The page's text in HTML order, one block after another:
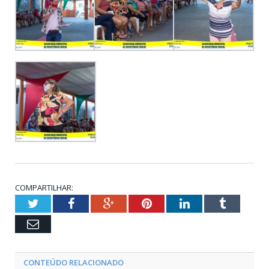
COMPARTILHAR:
TwitterFacebookGoogle+PinterestLinkedInTumblr
Email
CONTEÚDO RELACIONADO